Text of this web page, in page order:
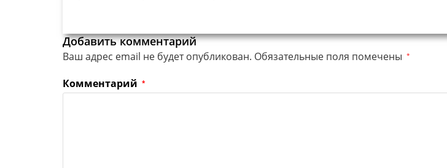
Добавить комментарий
Ваш адрес email не будет опубликован. Обязательные поля помечены *
Комментарий *